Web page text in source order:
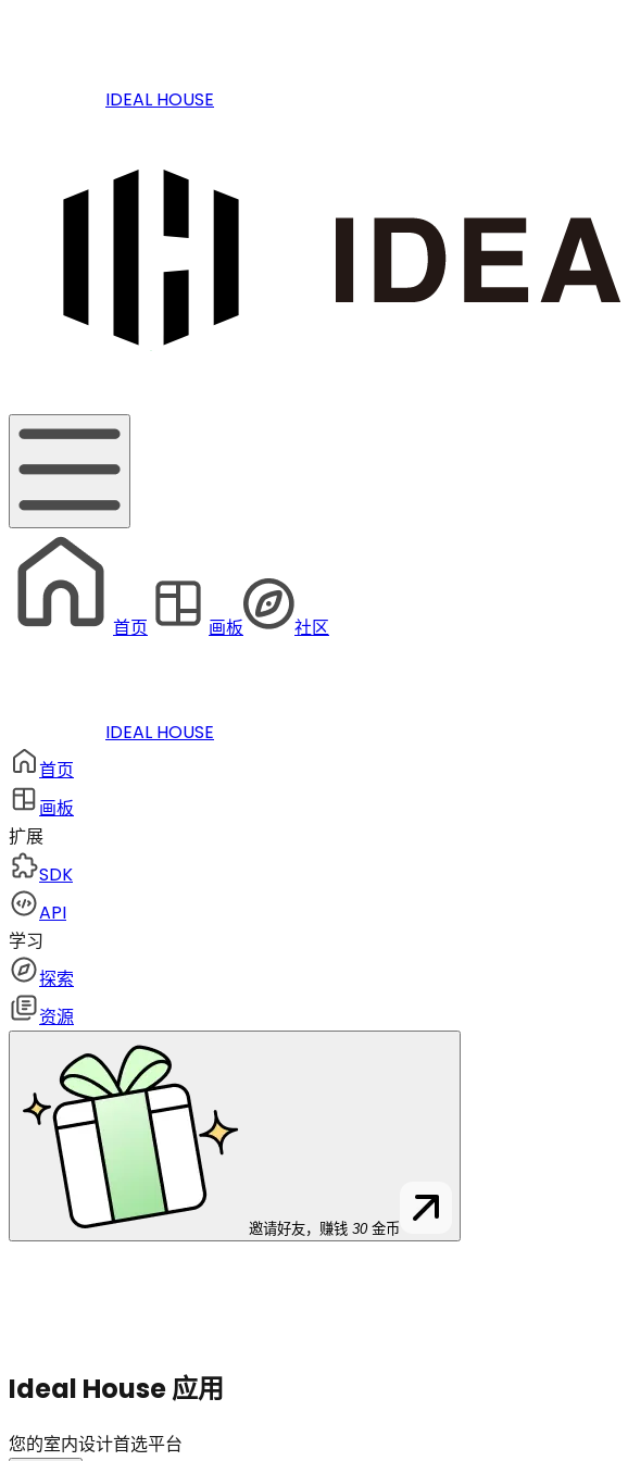
IDEAL HOUSE
首页 画板 社区
IDEAL HOUSE
首页
画板
扩展
SDK
API
学习
探索
资源
邀请好友，赚钱 30 金币
Ideal House 应用
您的室内设计首选平台